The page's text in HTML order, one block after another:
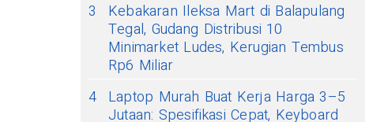
3
Kebakaran Ileksa Mart di Balapulang
Tegal, Gudang Distribusi 10
Minimarket Ludes, Kerugian Tembus
Rp6 Miliar
4 Laptop Murah Buat Kerja Harga 3–5
Jutaan: Spesifikasi Cepat, Keyboard